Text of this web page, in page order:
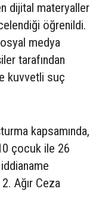
dijital materyaller
öğrenildi.
medya
tarafından
kuvvetli suç
kapsamında,
çocuk ile 26
2. Ağır Ceza